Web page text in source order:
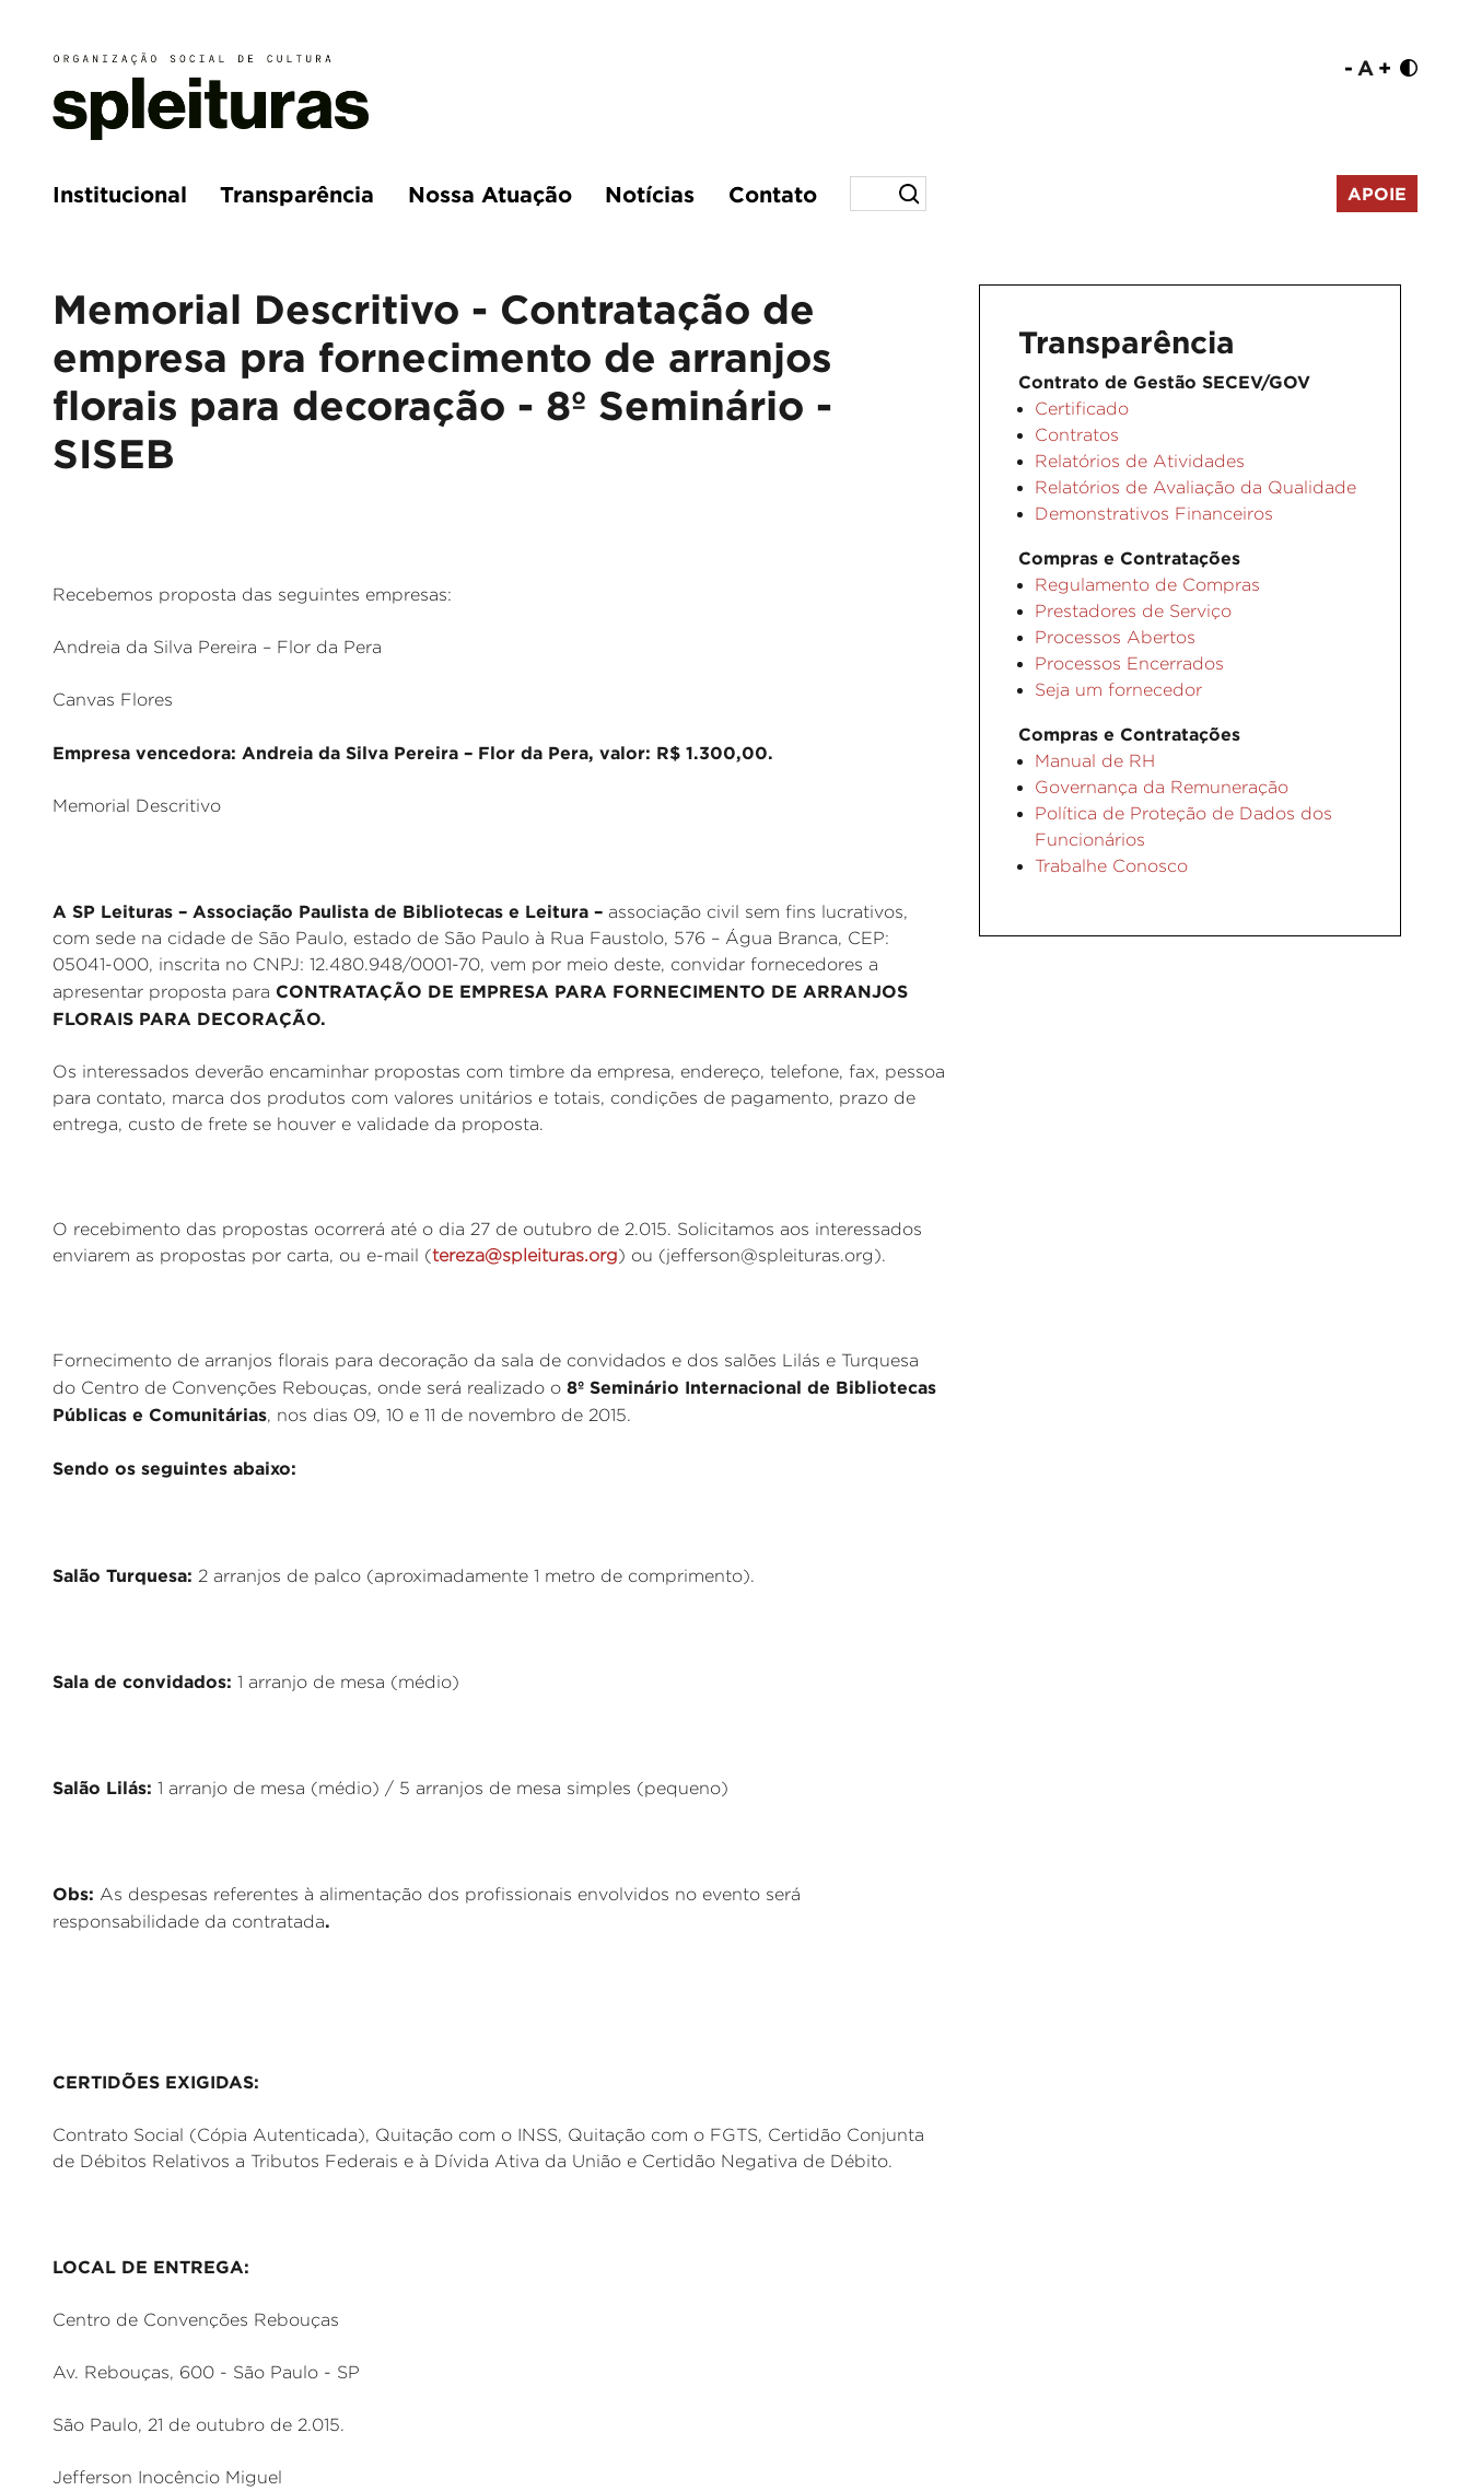
- A +
Institucional Transparência Nossa Atuação Notícias Contato APOIE
Memorial Descritivo - Contratação de
empresa pra fornecimento de arranjos
florais para decoração - 8º Seminário -
SISEB
Recebemos proposta das seguintes empresas:
Andreia da Silva Pereira – Flor da Pera
Canvas Flores
Empresa vencedora: Andreia da Silva Pereira – Flor da Pera, valor: R$ 1.300,00.
Memorial Descritivo
A SP Leituras – Associação Paulista de Bibliotecas e Leitura – associação civil sem fins lucrativos,
com sede na cidade de São Paulo, estado de São Paulo à Rua Faustolo, 576 – Água Branca, CEP:
05041-000, inscrita no CNPJ: 12.480.948/0001-70, vem por meio deste, convidar fornecedores a
apresentar proposta para CONTRATAÇÃO DE EMPRESA PARA FORNECIMENTO DE ARRANJOS
FLORAIS PARA DECORAÇÃO.
Os interessados deverão encaminhar propostas com timbre da empresa, endereço, telefone, fax, pessoa
para contato, marca dos produtos com valores unitários e totais, condições de pagamento, prazo de
entrega, custo de frete se houver e validade da proposta.
O recebimento das propostas ocorrerá até o dia 27 de outubro de 2.015. Solicitamos aos interessados
enviarem as propostas por carta, ou e-mail (tereza@spleituras.org) ou (jefferson@spleituras.org).
Fornecimento de arranjos florais para decoração da sala de convidados e dos salões Lilás e Turquesa
do Centro de Convenções Rebouças, onde será realizado o 8º Seminário Internacional de Bibliotecas
Públicas e Comunitárias, nos dias 09, 10 e 11 de novembro de 2015.
Sendo os seguintes abaixo:
Salão Turquesa: 2 arranjos de palco (aproximadamente 1 metro de comprimento).
Sala de convidados: 1 arranjo de mesa (médio)
Salão Lilás: 1 arranjo de mesa (médio) / 5 arranjos de mesa simples (pequeno)
Obs: As despesas referentes à alimentação dos profissionais envolvidos no evento será
responsabilidade da contratada.
CERTIDÕES EXIGIDAS:
Contrato Social (Cópia Autenticada), Quitação com o INSS, Quitação com o FGTS, Certidão Conjunta
de Débitos Relativos a Tributos Federais e à Dívida Ativa da União e Certidão Negativa de Débito.
LOCAL DE ENTREGA:
Centro de Convenções Rebouças
Av. Rebouças, 600 - São Paulo - SP
São Paulo, 21 de outubro de 2.015.
Jefferson Inocêncio Miguel
Transparência
Contrato de Gestão SECEV/GOV
Certificado
Contratos
Relatórios de Atividades
Relatórios de Avaliação da Qualidade
Demonstrativos Financeiros
Compras e Contratações
Regulamento de Compras
Prestadores de Serviço
Processos Abertos
Processos Encerrados
Seja um fornecedor
Compras e Contratações
Manual de RH
Governança da Remuneração
Política de Proteção de Dados dos
Funcionários
Trabalhe Conosco